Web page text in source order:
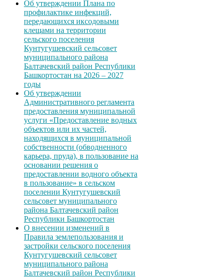
Об утверждении Плана по
профилактике инфекций,
передающихся иксодовыми
клещами на территории
сельского поселения
Кунтугушевский сельсовет
муниципального района
Балтачевский район Республики
Башкортостан на 2026 – 2027
годы
Об утверждении
Административного регламента
предоставления муниципальной
услуги «Предоставление водных
объектов или их частей,
находящихся в муниципальной
собственности (обводненного
карьера, пруда), в пользование на
основании решения о
предоставлении водного объекта
в пользование» в сельском
поселении Кунтугушевский
сельсовет муниципального
района Балтачевский район
Республики Башкортостан
О внесении изменений в
Правила землепользования и
застройки сельского поселения
Кунтугушевский сельсовет
муниципального района
Балтачевский район Республики